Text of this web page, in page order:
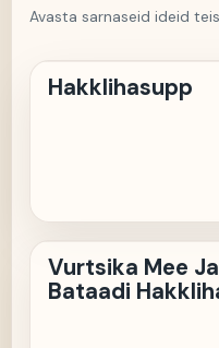
Avasta sarnaseid ideid
HHakklihasupp
VM
Vurtsika Mee
Bataadi